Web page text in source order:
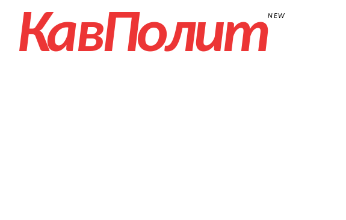
КавПолитNEW